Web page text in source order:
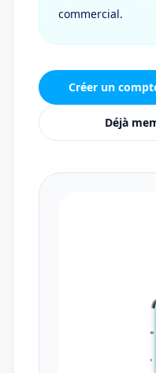
commercial.
Créer un
Déjà